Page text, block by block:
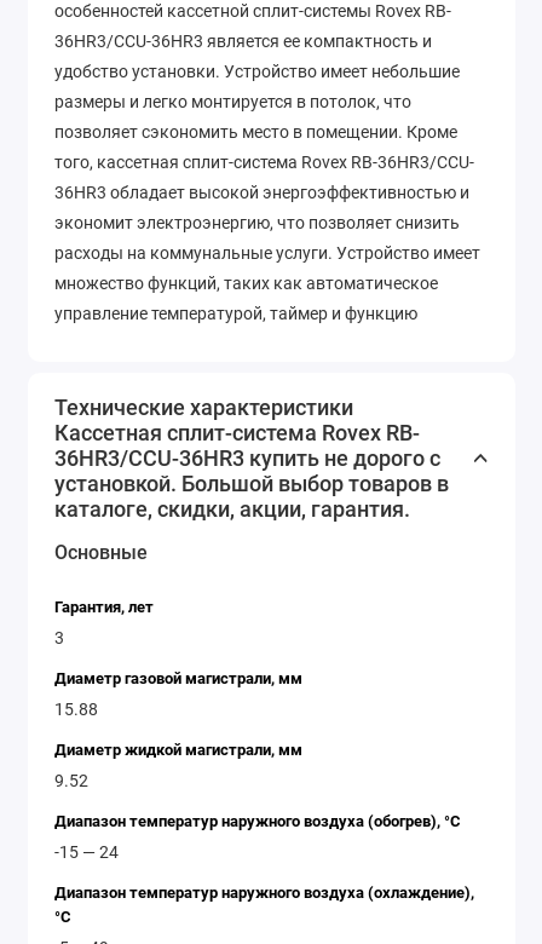
особенностей кассетной сплит-системы Rovex RB-
36HR3/CCU-36HR3 является ее компактность и
удобство установки. Устройство имеет небольшие
размеры и легко монтируется в потолок, что
позволяет сэкономить место в помещении. Кроме
того, кассетная сплит-система Rovex RB-36HR3/CCU-
36HR3 обладает высокой энергоэффективностью и
экономит электроэнергию, что позволяет снизить
расходы на коммунальные услуги. Устройство имеет
множество функций, таких как автоматическое
управление температурой, таймер и функцию
Rovex RB-36HR3/CCU-36HR3 - это надежное и
качественное устройство, которое обеспечит
комфортный климат в вашем помещении в любое
время года. Приобретая этот товар, вы получаете не
только качество, но и экономию на коммунальных
услугах и удобство в использовании.
Технические характеристики
Кассетная сплит-система Rovex RB-
36HR3/CCU-36HR3 купить не дорого с
установкой. Большой выбор товаров в
каталоге, скидки, акции, гарантия.
Основные
Гарантия, лет
3
Диаметр газовой магистрали, мм
15.88
Диаметр жидкой магистрали, мм
9.52
Диапазон температур наружного воздуха (обогрев), °C
-15 — 24
Диапазон температур наружного воздуха (охлаждение),
°C